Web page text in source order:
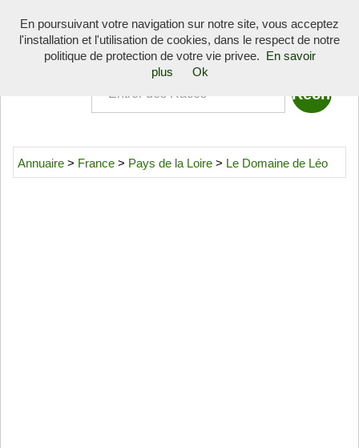
Toggle
Quoi
Annuaire > France > Pays de la Loire > Le Domaine de Léo
En poursuivant votre navigation sur notre site, vous acceptez
l'installation et l'utilisation de cookies, dans le respect de notre
politique de protection de votre vie privee.
En savoir
plus
Ok